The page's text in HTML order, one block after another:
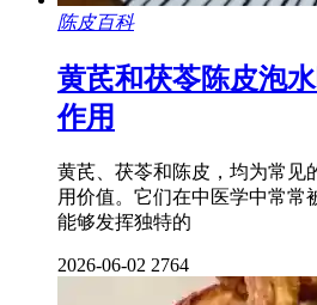
陈皮百科
黄芪和茯苓陈皮泡
作用
黄芪、茯苓和陈皮，均为常见
用价值。它们在中医学中常常
能够发挥独特的
2026-06-02 2764